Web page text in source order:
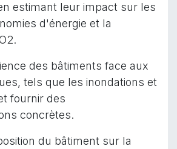
estimant leur impact sur les
d'énergie et la
des bâtiments face aux
tels que les inondations et
fournir des
concrètes.
du bâtiment sur la